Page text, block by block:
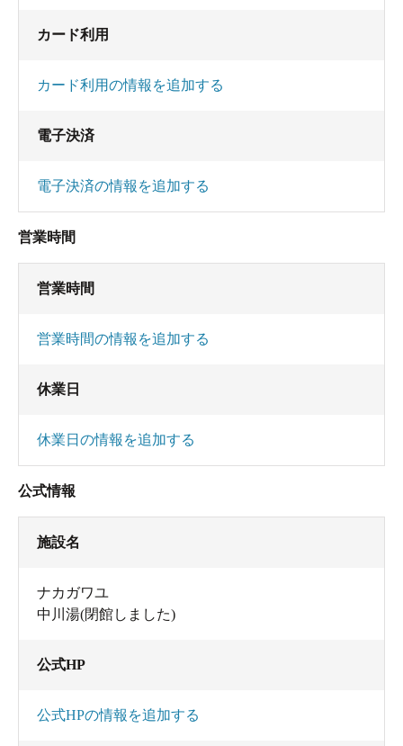
カード利用
カード利用の情報を追加する
電子決済
電子決済の情報を追加する
営業時間
営業時間
営業時間の情報を追加する
休業日
休業日の情報を追加する
公式情報
施設名
ナカガワユ
中川湯(閉館しました)
公式HP
公式HPの情報を追加する